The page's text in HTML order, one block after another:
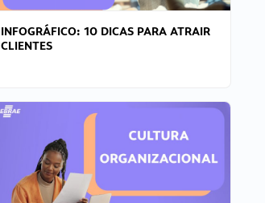
INFOGRÁFICO: 10 DICAS PARA ATRAIR
CLIENTES